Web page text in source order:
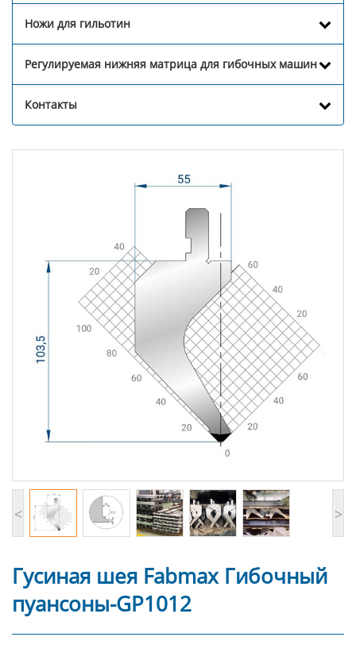
Ножи для гильотин
Регулируемая нижняя матрица для гибочных машин
Контакты
< >
Гусиная шея Fabmax Гибочный
пуансоны-GP1012